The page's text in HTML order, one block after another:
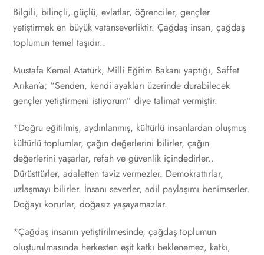
Bilgili, bilinçli, güçlü, evlatlar, öğrenciler, gençler
yetiştirmek en büyük vatanseverliktir. Çağdaş insan, çağdaş
toplumun temel taşıdır..
Mustafa Kemal Atatürk, Milli Eğitim Bakanı yaptığı, Saffet
Arıkan’a; “Senden, kendi ayakları üzerinde durabilecek
gençler yetiştirmeni istiyorum” diye talimat vermiştir.
*Doğru eğitilmiş, aydınlanmış, kültürlü insanlardan oluşmuş
kültürlü toplumlar, çağın değerlerini bilirler, çağın
değerlerini yaşarlar, refah ve güvenlik içindedirler..
Dürüsttürler, adaletten taviz vermezler. Demokrattırlar,
uzlaşmayı bilirler. İnsanı severler, adil paylaşımı benimserler.
Doğayı korurlar, doğasız yaşayamazlar.
*Çağdaş insanın yetiştirilmesinde, çağdaş toplumun
oluşturulmasında herkesten eşit katkı beklenemez, katkı,